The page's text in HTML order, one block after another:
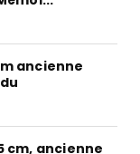
ancienne
cm, ancienne